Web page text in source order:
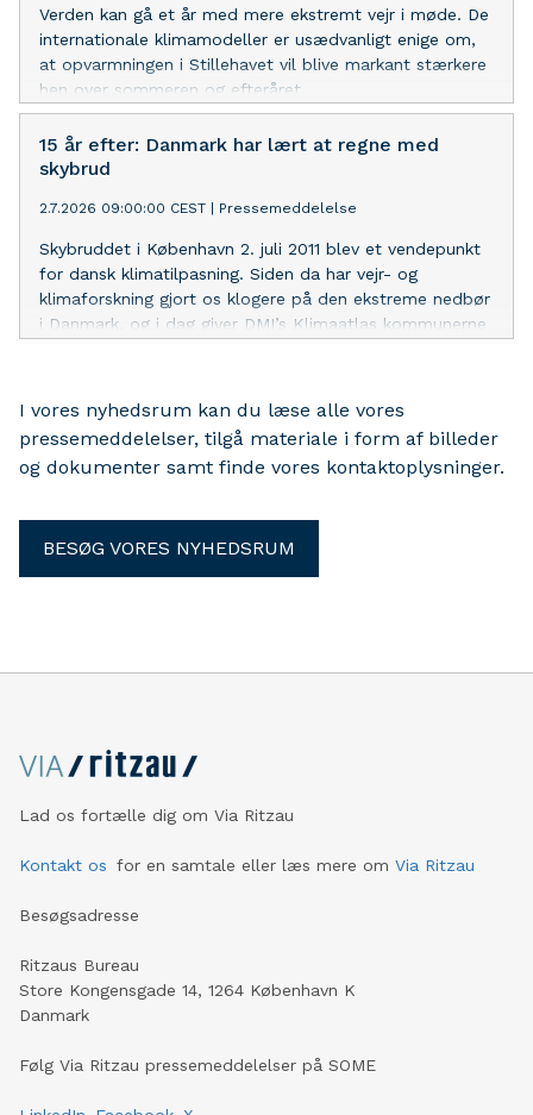
Verden kan gå et år med mere ekstremt vejr i møde. De
internationale klimamodeller er usædvanligt enige om,
at opvarmningen i Stillehavet vil blive markant stærkere
hen over sommeren og efteråret.
15 år efter: Danmark har lært at regne med
skybrud
2.7.2026 09:00:00 CEST Pressemeddelelse
Skybruddet i København 2. juli 2011 blev et vendepunkt
for dansk klimatilpasning. Siden da har vejr- og
klimaforskning gjort os klogere på den ekstreme nedbør
i Danmark, og i dag giver DMI’s Klimaatlas kommunerne
I vores nyhedsrum kan du læse alle vores
pressemeddelelser, tilgå materiale i form af billeder
og dokumenter samt finde vores kontaktoplysninger.
BESØG VORES NYHEDSRUM
Lad os fortælle dig om Via Ritzau
Kontakt os for en samtale eller læs mere om Via Ritzau
Besøgsadresse
Ritzaus Bureau
Store Kongensgade 14, 1264 København K
Danmark
Følg Via Ritzau pressemeddelelser på SOME